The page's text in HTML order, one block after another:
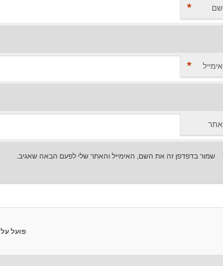
שם *
אימייל *
אתר
שמור בדפדפן זה את השם, האימייל והאתר שלי לפעם הבאה שאגיב.
פועל על WordPress